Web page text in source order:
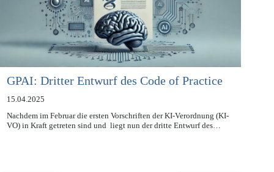
GPAI: Dritter Entwurf des Code of Practice
15.04.2025
Nachdem im Februar die ersten Vorschriften der KI-Verordnung (KI-